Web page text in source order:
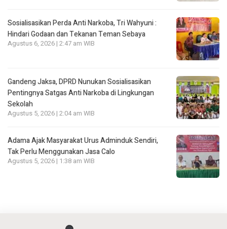
Sosialisasikan Perda Anti Narkoba, Tri Wahyuni :
Hindari Godaan dan Tekanan Teman Sebaya
Agustus 6, 2026 | 2:47 am WIB
Gandeng Jaksa, DPRD Nunukan Sosialisasikan
Pentingnya Satgas Anti Narkoba di Lingkungan
Sekolah
Agustus 5, 2026 | 2:04 am WIB
Adama Ajak Masyarakat Urus Adminduk Sendiri,
Tak Perlu Menggunakan Jasa Calo
Agustus 5, 2026 | 1:38 am WIB